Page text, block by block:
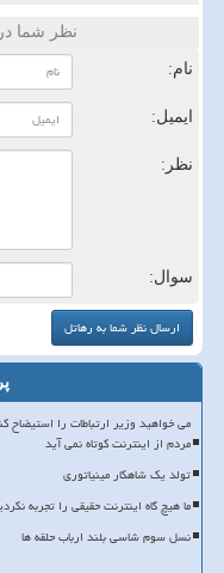
نظر شما
نام:
ایمیل:
نظر:
سوال:
می خواهید وزیر ارتباطات را استیضاح
مردم از اینترنت کوتاه نمی آید
تولد یک شاهکار مینیاتوری
ما هیچ گاه اینترنت حقیقی را تجربه
نسل سوم شاسی بلند ارباب حلقه ها